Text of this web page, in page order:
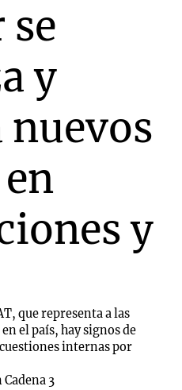
se
y
y
que representa a las
el país, hay signos de
internas por
Cadena 3